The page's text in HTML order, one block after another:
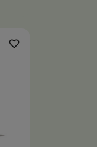
favorite_border